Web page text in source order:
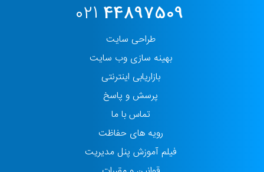
021 44897509
طراحی سایت
بهینه سازی وب سایت
بازاریابی اینترنتی
پرسش و پاسخ
تماس با ما
رویه های حفاظت
فیلم آموزش پنل مدیریت